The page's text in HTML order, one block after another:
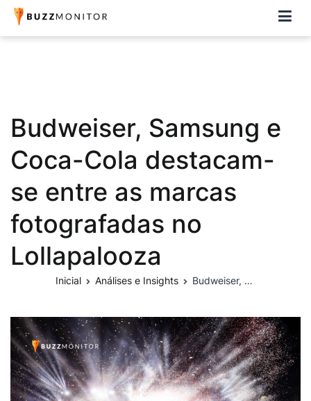
Buzzmonitor
A plataforma mais completa e flexível para social media e CRM
Budweiser, Samsung e
Coca-Cola destacam-
se entre as marcas
fotografadas no
Lollapalooza
Inicial Análises e Insights Budweiser, Samsung e Coca-Cola destacam-se entre as marcas fotografadas no Lollapalooza